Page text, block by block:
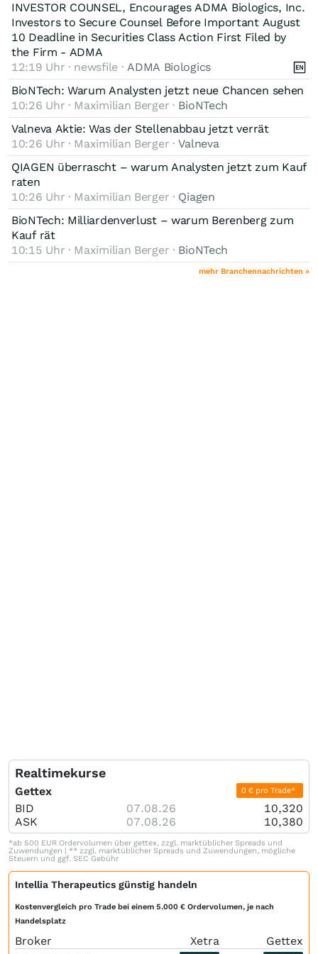
INVESTOR COUNSEL, Encourages ADMA Biologics, Inc.
Investors to Secure Counsel Before Important August
10 Deadline in Securities Class Action First Filed by
the Firm - ADMA
12:19 Uhr · newsfile · ADMA Biologics
BioNTech: Warum Analysten jetzt neue Chancen sehen
10:26 Uhr · Maximilian Berger · BioNTech
Valneva Aktie: Was der Stellenabbau jetzt verrät
10:26 Uhr · Maximilian Berger ·Valneva
QIAGEN überrascht – warum Analysten jetzt zum Kauf
raten
10:26 Uhr · Maximilian Berger · Qiagen
BioNTech: Milliardenverlust – warum Berenberg zum
Kauf rät
10:15 Uhr · Maximilian Berger · BioNTech
mehr Branchennachrichten »
Realtimekurse
Gettex 0 € pro Trade*
BID 07.08.26
10,320
ASK
07.08.26 10,380
*ab 500 EUR Ordervolumen über gettex, zzgl. marktüblicher Spreads und
Zuwendungen | ** zzgl. marktüblicher Spreads und Zuwendungen, mögliche
Steuern und ggf. SEC Gebühr
Intellia Therapeutics günstig handeln
Kostenvergleich pro Trade bei einem 5.000 € Ordervolumen, je nach
Handelsplatz
Broker Xetra Gettex